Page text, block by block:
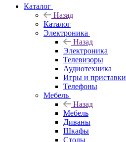
Каталог
Назад
Каталог
Электроника
Назад
Электроника
Телевизоры
Аудиотехника
Игры и приставки
Телефоны
Мебель
Назад
Мебель
Диваны
Шкафы
Столы